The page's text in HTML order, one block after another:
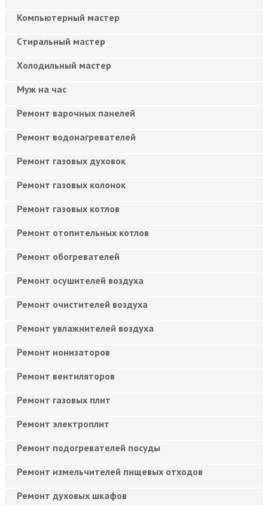
Компьютерный мастер
Cтиральный мастер
Холодильный мастер
Муж на час
Ремонт варочных панелей
Ремонт водонагревателей
Ремонт газовых духовок
Ремонт газовых колонок
Ремонт газовых котлов
Ремонт отопительных котлов
Ремонт обогревателей
Ремонт осушителей воздуха
Ремонт очистителей воздуха
Ремонт увлажнителей воздуха
Ремонт ионизаторов
Ремонт вентиляторов
Ремонт газовых плит
Ремонт электроплит
Ремонт подогревателей посуды
Ремонт измельчителей пищевых отходов
Ремонт духовых шкафов